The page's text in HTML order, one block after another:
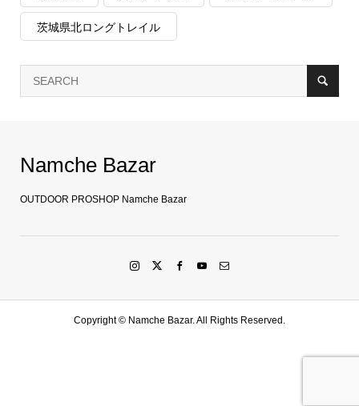
茨城県北ロングトレイル
Namche Bazar
OUTDOOR PROSHOP Namche Bazar
Copyright © Namche Bazar. All Rights Reserved.
LINE友達登録